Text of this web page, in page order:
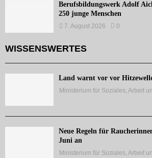
Berufsbildungswerk Adolf
250 junge Menschen
7. August 2026 0
WISSENSWERTES
Land warnt vor vor
Ministerium für Soziales, Arbeit
Neue Regeln für
Juni an
Ministerium für Soziales, Arbeit